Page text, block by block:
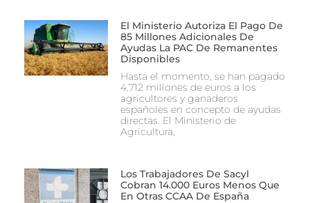
El Ministerio Autoriza El Pago De
85 Millones Adicionales De
Ayudas La PAC De Remanentes
Disponibles
Hasta el momento, se han pagado
4.712 millones de euros a los
agricultores y ganaderos
españoles en concepto de ayudas
directas. El Ministerio de
Agricultura,
Los Trabajadores De Sacyl
Cobran 14.000 Euros Menos Que
En Otras CCAA De España